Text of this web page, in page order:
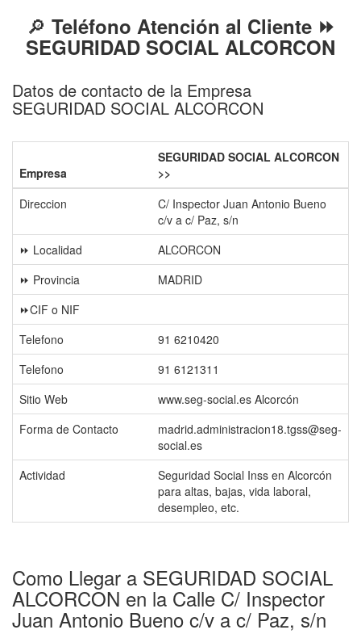
🔎 Teléfono Atención al Cliente ⏩
SEGURIDAD SOCIAL ALCORCON
Datos de contacto de la Empresa
SEGURIDAD SOCIAL ALCORCON
Empresa
SEGURIDAD SOCIAL ALCORCON
>>
Direccion
C/ Inspector Juan Antonio Bueno
c/v a c/ Paz, s/n
⏩ Localidad
ALCORCON
⏩ Provincia
MADRID
⏩CIF o NIF
Telefono
91 6210420
Telefono
91 6121311
Sitio Web
www.seg-social.es Alcorcón
Forma de Contacto
madrid.administracion18.tgss@seg-
social.es
Actividad
Seguridad Social Inss en Alcorcón
para altas, bajas, vida laboral,
desempleo, etc.
Como Llegar a SEGURIDAD SOCIAL
ALCORCON en la Calle C/ Inspector
Juan Antonio Bueno c/v a c/ Paz, s/n